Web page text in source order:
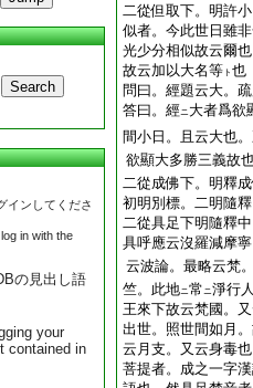
Search
インしてくださ
in with the
の見出し語
your
contained in
二從但取下。明許
似者。今此世日雖
光少分相似故云爾
故云加以大名等 ト 也
問曰。經題云大。
答曰。經ニ大者爲欲
間小日。且云大也
欲顯大多勝三義故
二從成佛下。明釋
初明別標。二明隨
二從具足下明隨釋
具呼應云沒羅減摩
云波論。最略云梵
竺。此地ニ常ニ淨行
王來下故云梵國。
出世。照世間如月
云月支。又云身毒
菩提者。成之一字